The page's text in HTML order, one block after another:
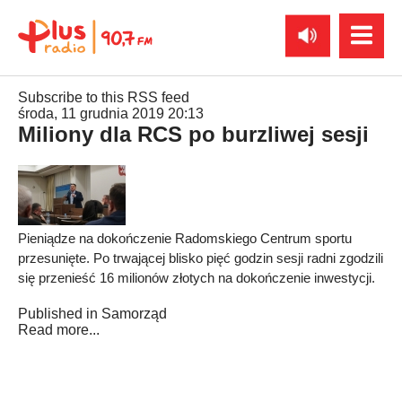
Subscribe to this RSS feed
środa, 11 grudnia 2019 20:13
Miliony dla RCS po burzliwej sesji
Pieniądze na dokończenie Radomskiego Centrum sportu
przesunięte. Po trwającej blisko pięć godzin sesji radni zgodzili
się przenieść 16 milionów złotych na dokończenie inwestycji.
Published in Samorząd
Read more...